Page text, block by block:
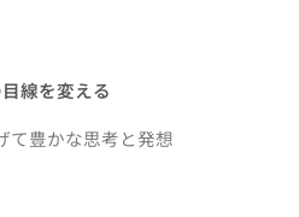
線を変える
て豊かな思考と発想